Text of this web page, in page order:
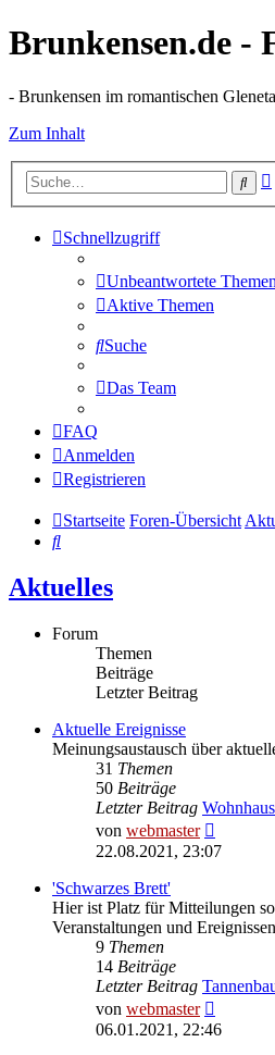
Brunkensen.de -
- Brunkensen im romantischen
Zum Inhalt
Schnellzugriff
Unbeantwortete
Aktive Themen
Suche
Das Team
FAQ
Anmelden
Registrieren
Startseite Foren-Übersicht
Suche
Aktuelles
Forum
Themen
Beiträge
Letzter Beitrag
Aktuelle Ereignisse
Meinungsaustausch über
31 Themen
50 Beiträge
Letzter Beitrag
von webmaster
Beitrag
22.08.2021, 23:07
'Schwarzes Brett'
Hier ist Platz für Mitteilungen
Veranstaltungen und
9 Themen
14 Beiträge
Letzter Beitrag
von webmaster
Beitrag
06.01.2021, 22:46